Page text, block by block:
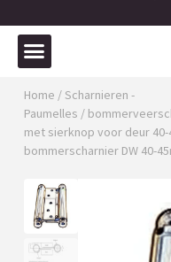
Home /Scharnieren -
Paumelles /
met sierknop voor deur 40-
bommerscharnier DW 40-